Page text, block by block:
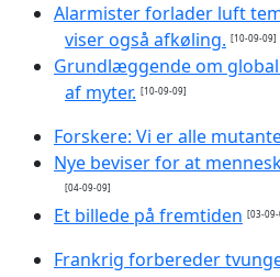
Alarmister forlader luft
viser også afkøling. [10-09-09]
Grundlæggende om
af myter. [10-09-09]
Forskere: Vi er alle
Nye beviser for at
[04-09-09]
Et billede på fremtiden [03-
Frankrig forbereder